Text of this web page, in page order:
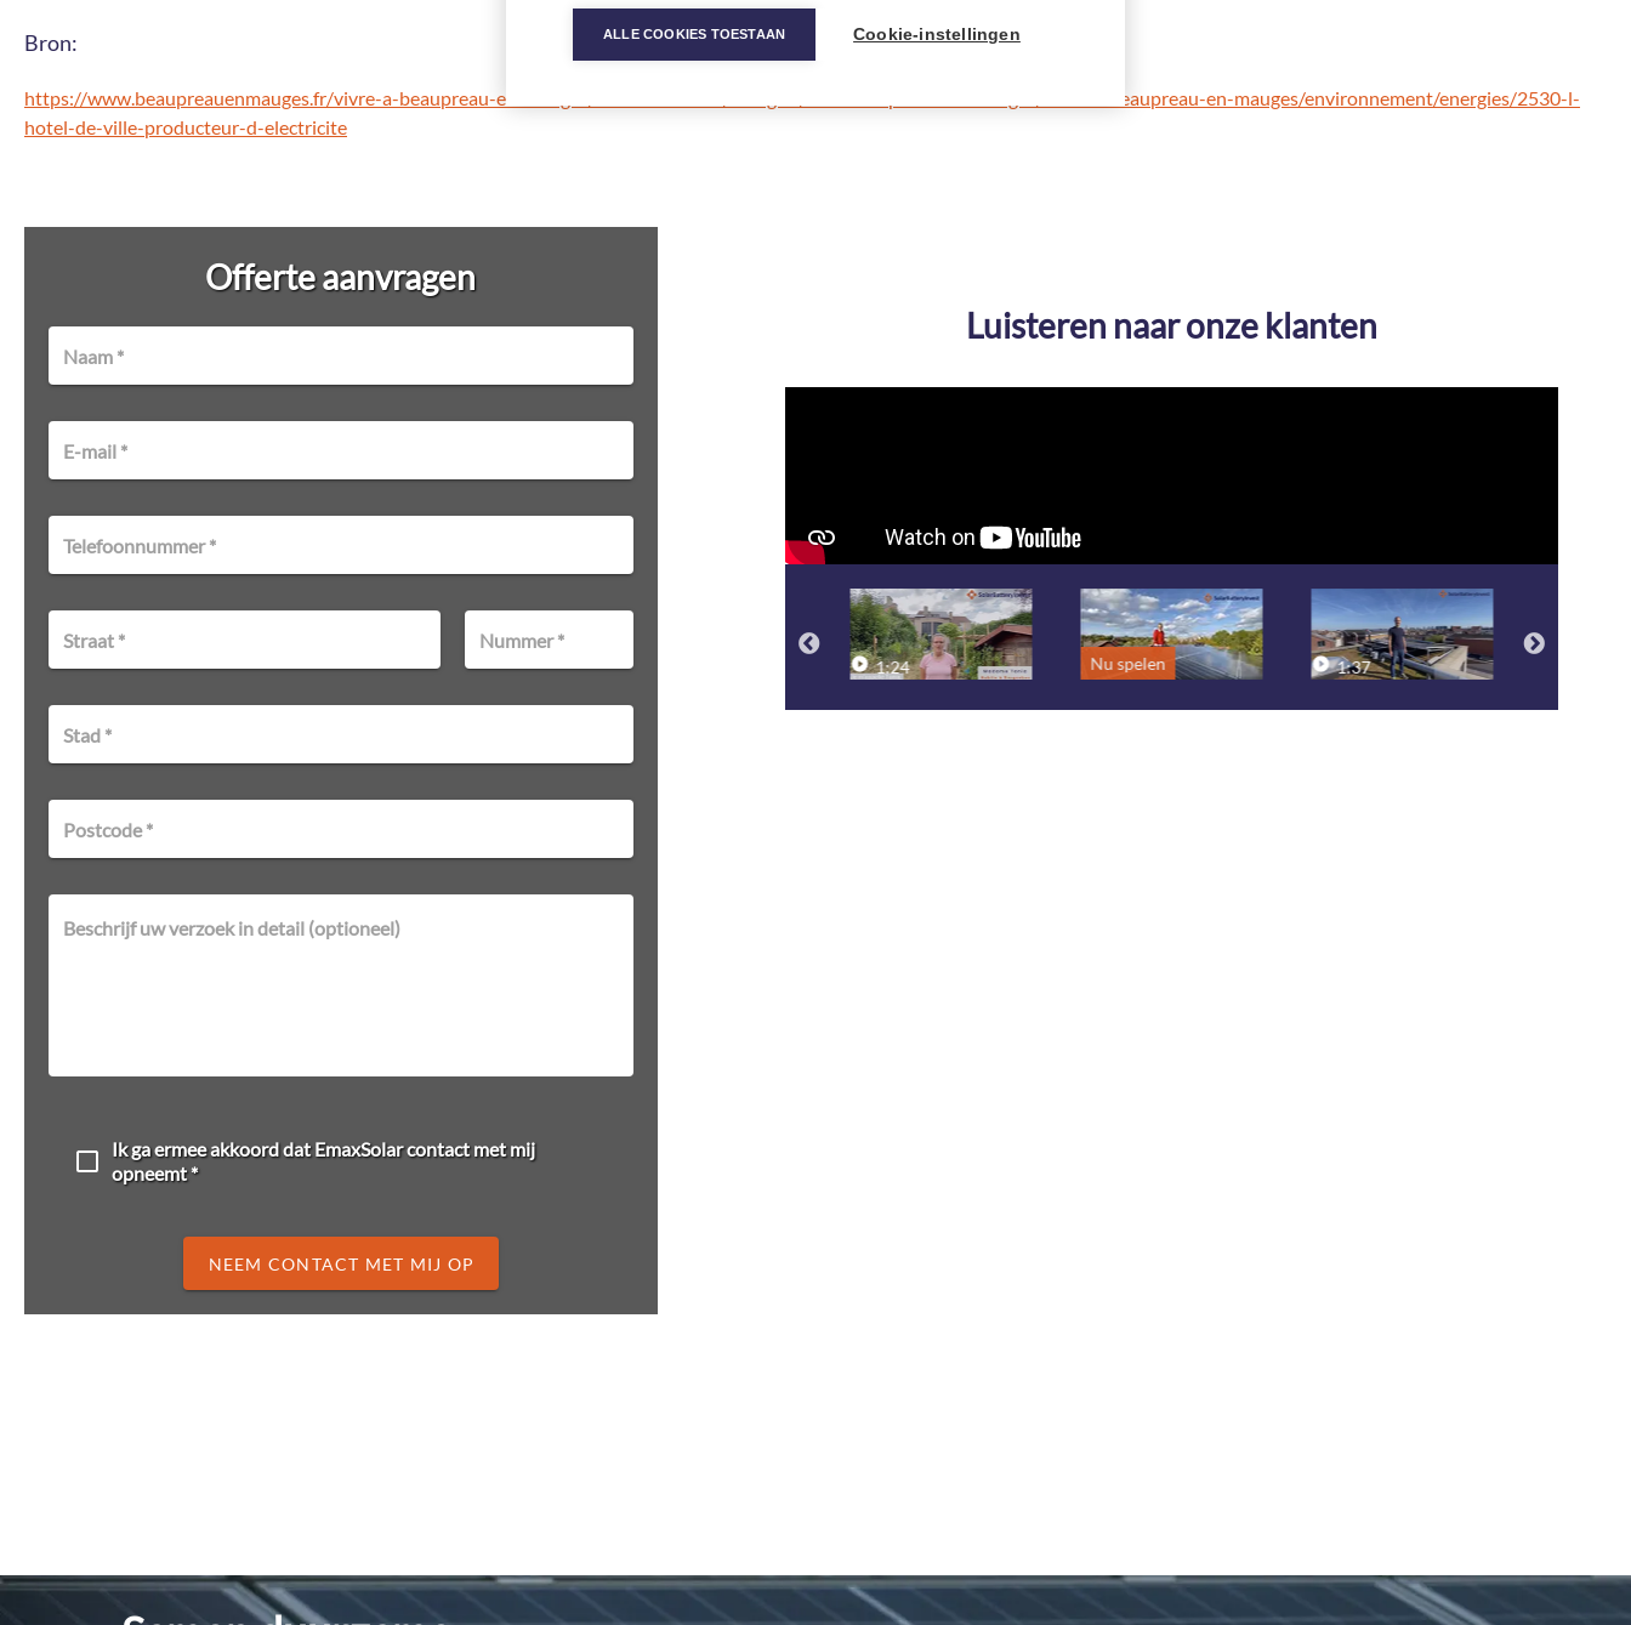
Bron:
https://www.beaupreauenmauges.fr/vivre-a-beaupreau-en-mauges/environnement/energies/153-beaupreau-en-mauges/vivre-a-beaupreau-en-mauges/environnement/energies/2530-l-
hotel-de-ville-producteur-d-electricite
Offerte aanvragen
Naam *
E-mail *
Telefoonnummer *
Straat * Nummer *
Stad *
Postcode *
Beschrijf uw verzoek in detail (optioneel)
Ik ga ermee akkoord dat EmaxSolar contact met mij
opneemt *
NEEM CONTACT MET MIJ OP
Luisteren naar onze klanten
3:14 1:22 1:24 Nu spelen 1:37
ALLE COOKIES TOESTAAN Cookie-instellingen